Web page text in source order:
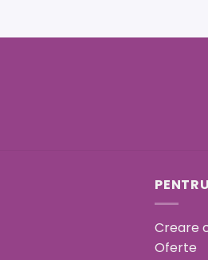
Creare
Oferte